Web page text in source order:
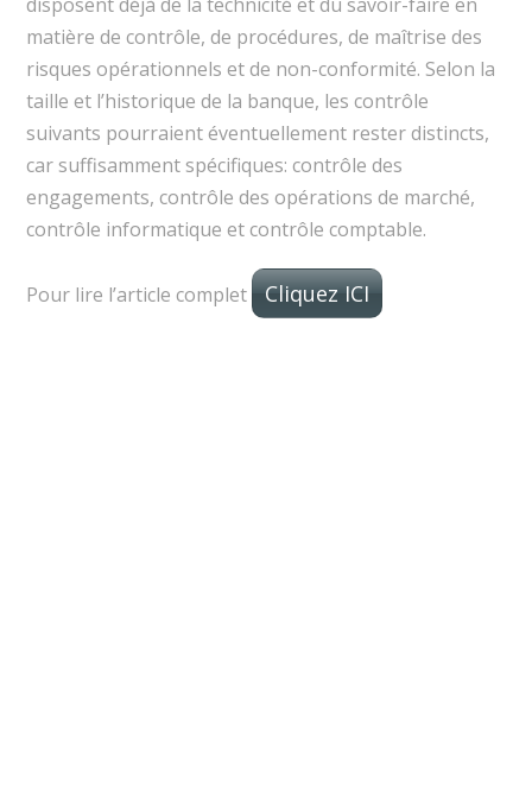
matière de contrôle, de procédures, de maîtrise des
risques opérationnels et de non-conformité. Selon la
taille et l’historique de la banque, les contrôle
suivants pourraient éventuellement rester distincts,
car suffisamment spécifiques: contrôle des
engagements, contrôle des opérations de marché,
contrôle informatique et contrôle comptable.
Pour lire l’article complet Cliquez ICI